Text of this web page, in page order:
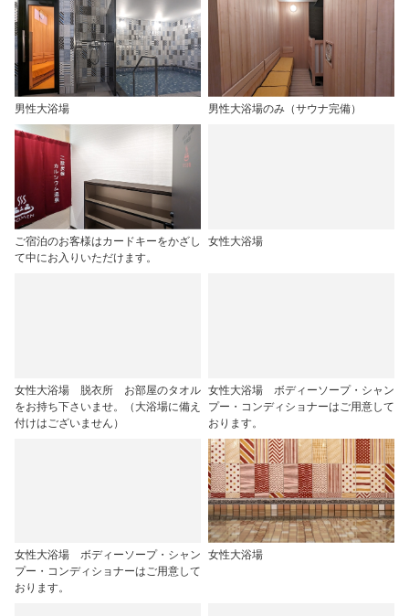
男性大浴場 男性大浴場のみ（サウナ完備）
ご宿泊のお客様はカードキーをかざし
て中にお入りいただけます。
女性大浴場
女性大浴場 脱衣所 お部屋のタオル
をお持ち下さいませ。（大浴場に備え
付けはございません）
女性大浴場 ボディーソープ・シャン
プー・コンディショナーはご用意して
おります。
女性大浴場 ボディーソープ・シャン
プー・コンディショナーはご用意して
おります。
女性大浴場